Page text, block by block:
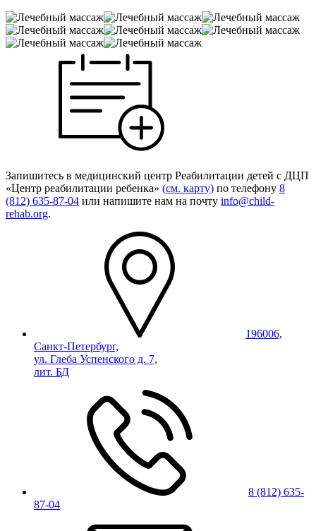
Запишитесь в медицинский центр Реабилитации детей с ДЦП
«Центр реабилитации ребенка» (см. карту) по телефону 8
(812) 635-87-04 или напишите нам на почту info@child-
rehab.org.
196006,
Санкт-Петербург,
ул. Глеба Успенского д. 7,
лит. БД
8 (812) 635-
87-04